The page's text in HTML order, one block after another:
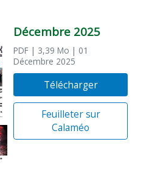
Décembre 2025
PDF | 3,39 Mo | 01
Décembre 2025
Télécharger
Feuilleter sur
Calaméo